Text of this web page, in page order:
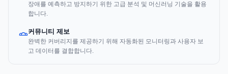
장애를 예측하고 방지하기 위한 고급 분석 및 머신러닝 기술을 활용
합니다.
커뮤니티 제보
완벽한 커버리지를 제공하기 위해 자동화된 모니터링과 사용자 보
고 데이터를 결합합니다.